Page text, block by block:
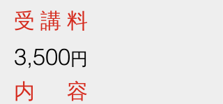
受 講 料
3,500円
内 容